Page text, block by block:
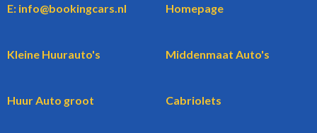
E: info@bookingcars.nl Homepage
Kleine Huurauto's Middenmaat Auto's
Huur Auto groot Cabriolets